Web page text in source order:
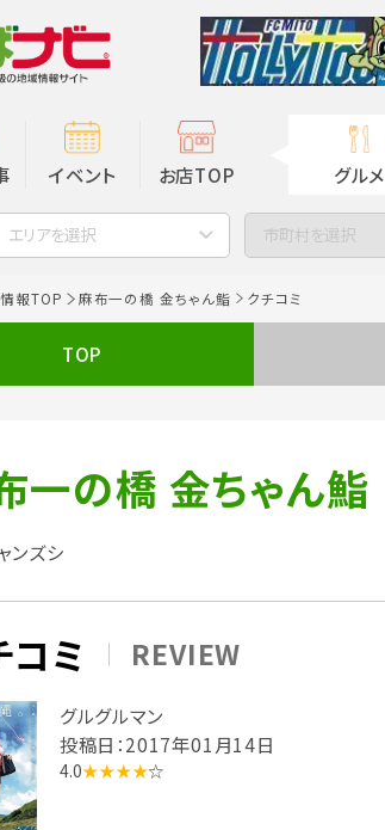
イベント お店TOP グルメ
エリアを選択 市町村を選択
報TOP 麻布一の橋 金ちゃん鮨 クチコミ
TOP
一の橋 金ちゃん鮨
ンズシ
コミ REVIEW
グルグルマン
投稿日：2017年01月14日
4.0★★★★☆